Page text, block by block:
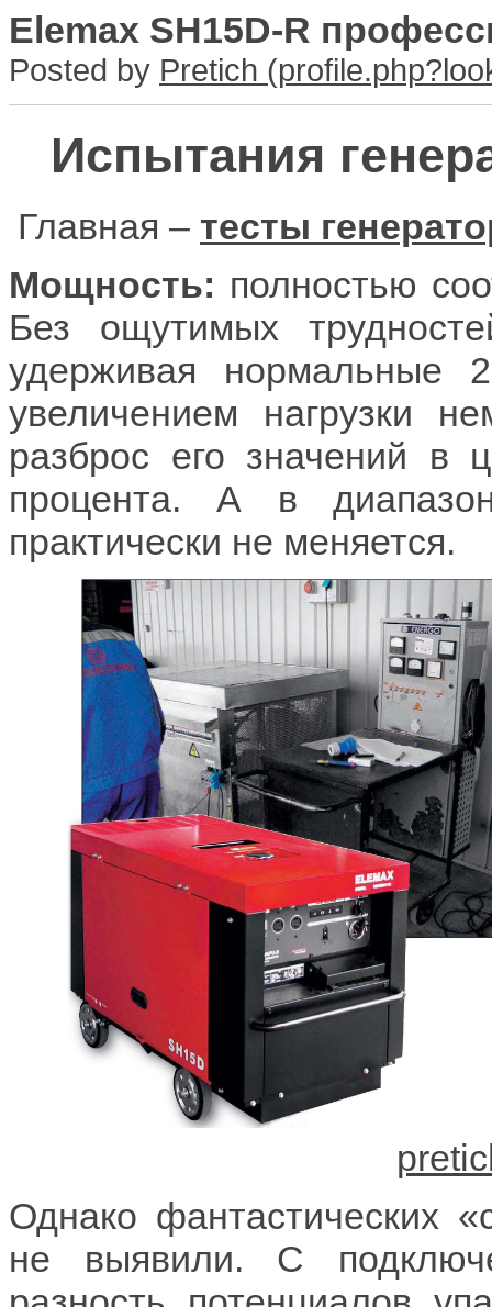
Elemax SH15D-R
Posted by Pretich
Испытания
Главная – тесты
Мощность: полностью
Без ощутимых
удерживая нормальные
увеличением нагрузки
разброс его значений в
процента. А в
практически не меняется.
Однако фантастических
не выявили. С